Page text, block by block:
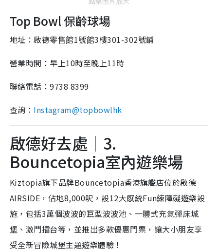
Top Bowl 保齡球場
地址：啟德零售館1號館3樓301-302號鋪
營業時間：早上10時至晚上11時
聯絡電話：9738 8399
查詢： Instagram@topbowlhk
啟德好去處｜3.
Bouncetopia室內遊樂場
Kiztopia旗下品牌Bouncetopia香港旗艦店位於啟德
AIRSIDE，佔地8,000呎，設12大感統Fun練障礙遊樂設
施，包括3萬個波波的巨型波波池、一體式充氣彈床城
堡、激鬥擂台等，並推出多款優惠門票，讓大小朋友享
受全新冒險城堡主題遊樂體驗！